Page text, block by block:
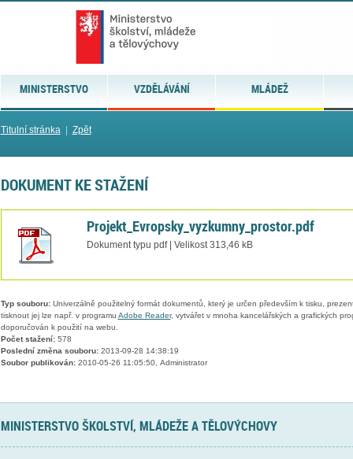
MINISTERSTVO VZDĚLÁVÁNÍ MLÁDEŽ
Titulní stránka| Zpět
DOKUMENT KE STAŽENÍ
Projekt_Evropsky_vyzkumny_prostor.pdf
Dokument typu pdf | Velikost 313,46 kB
Typ souboru:Univerzálně použitelný formát dokumentů, který je určen především k tisku,
tisknout jej lze např. v programu Adobe Reader, vytvářet v mnoha kancelářských a grafických
doporučován k použití na webu.
Počet stažení:578
Poslední změna souboru:2013-09-28 14:38:19
Soubor publikován:2010-05-26 11:05:50, Administrator
MINISTERSTVO ŠKOLSTVÍ, MLÁDEŽE A TĚLOVÝCHOVY